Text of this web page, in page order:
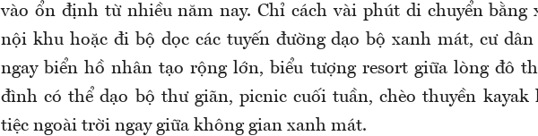
vào ổn định từ nhiều năm nay. Chỉ cách vài phút di chuyển bằng
nội khu hoặc đi bộ dọc các tuyến đường dạo bộ xanh mát, cư
ngay biển hồ nhân tạo rộng lớn, biểu tượng resort giữa lòng đô
đình có thể dạo bộ thư giãn, picnic cuối tuần, chèo thuyền kayak
tiệc ngoài trời ngay giữa không gian xanh mát.